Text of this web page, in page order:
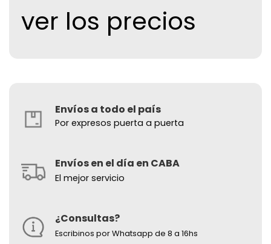
ver los precios
Envíos a todo el país
Por expresos puerta a puerta
Envíos en el día en CABA
El mejor servicio
¿Consultas?
Escribinos por Whatsapp de 8 a 16hs